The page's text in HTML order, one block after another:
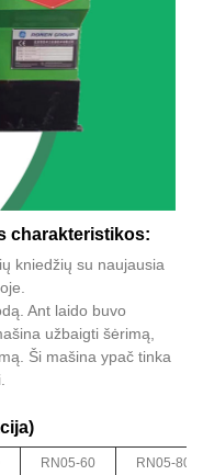
charakteristikos:
kniedžių su naujausia
Ant laido buvo
užbaigti šėrimą,
Ši mašina ypač tinka
RN05-60 RN05-80